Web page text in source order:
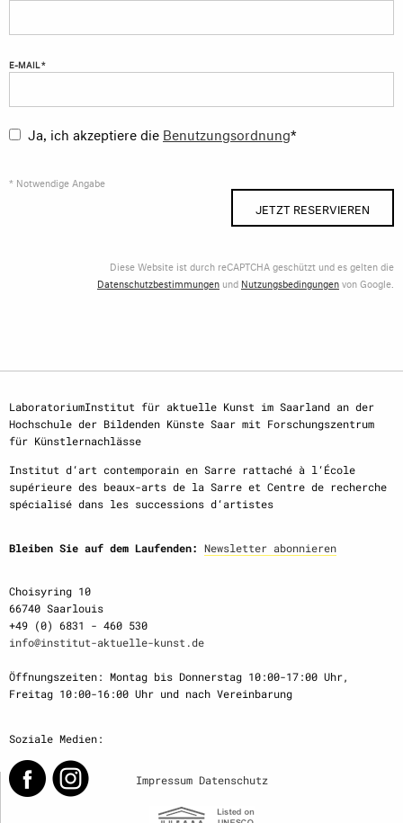
E-MAIL *
Ja, ich akzeptiere die Benutzungsordnung*
* Notwendige Angabe
JETZT RESERVIEREN
Diese Website ist durch reCAPTCHA geschützt und es gelten die
Datenschutzbestimmungen und Nutzungsbedingungenvon Google.
LaboratoriumInstitut für aktuelle Kunst im Saarland an der
Hochschule der Bildenden Künste Saar mit Forschungszentrum
für Künstlernachlässe
Institut d‘art contemporain en Sarre rattaché à l‘École
supérieure des beaux-arts de la Sarre et Centre de recherche
spécialisé dans les successions d‘artistes
Bleiben Sie auf dem Laufenden: Newsletter abonnieren
Choisyring 10
66740 Saarlouis
+49 (0) 6831 - 460 530
info@institut-aktuelle-kunst.de
Öffnungszeiten: Montag bis Donnerstag 10:00-17:00 Uhr,
Freitag 10:00-16:00 Uhr und nach Vereinbarung
Soziale Medien:
Impressum Datenschutz